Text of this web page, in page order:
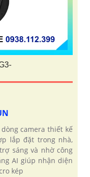
dòng camera thiết kế
lắp đặt trong nhà,
sáng và nhờ công
AI giúp nhận diện
kép